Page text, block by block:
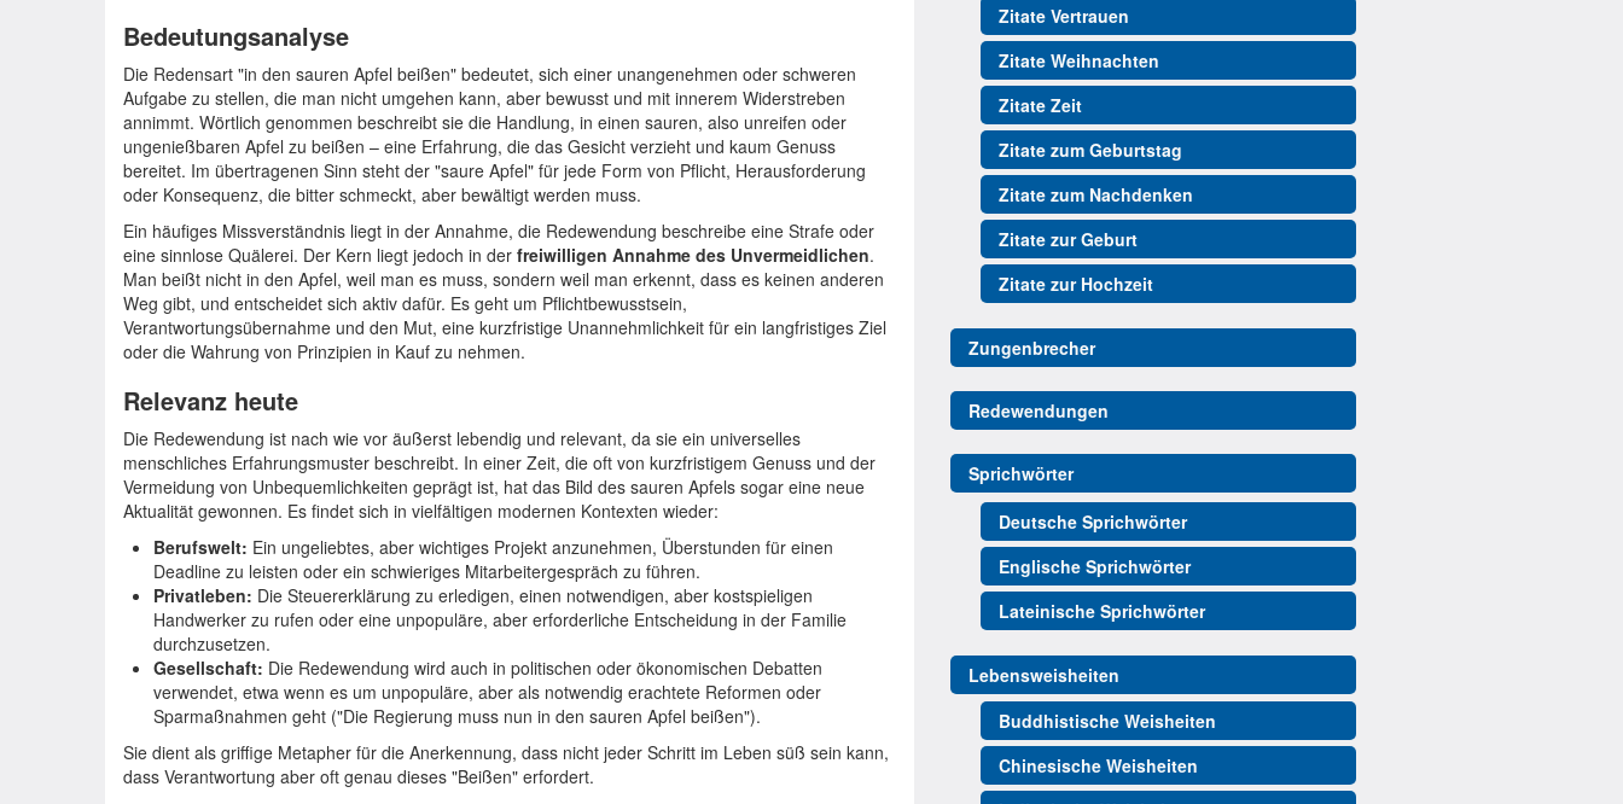
Bedeutungsanalyse
Die Redensart "in den sauren Apfel beißen" bedeutet, sich einer unangenehmen oder schweren
Aufgabe zu stellen, die man nicht umgehen kann, aber bewusst und mit innerem Widerstreben
annimmt. Wörtlich genommen beschreibt sie die Handlung, in einen sauren, also unreifen oder
ungenießbaren Apfel zu beißen – eine Erfahrung, die das Gesicht verzieht und kaum Genuss
bereitet. Im übertragenen Sinn steht der "saure Apfel" für jede Form von Pflicht, Herausforderung
oder Konsequenz, die bitter schmeckt, aber bewältigt werden muss.
Ein häufiges Missverständnis liegt in der Annahme, die Redewendung beschreibe eine Strafe oder
eine sinnlose Quälerei. Der Kern liegt jedoch in der freiwilligen Annahme des Unvermeidlichen.
Man beißt nicht in den Apfel, weil man es muss, sondern weil man erkennt, dass es keinen anderen
Weg gibt, und entscheidet sich aktiv dafür. Es geht um Pflichtbewusstsein,
Verantwortungsübernahme und den Mut, eine kurzfristige Unannehmlichkeit für ein langfristiges Ziel
oder die Wahrung von Prinzipien in Kauf zu nehmen.
Relevanz heute
Die Redewendung ist nach wie vor äußerst lebendig und relevant, da sie ein universelles
menschliches Erfahrungsmuster beschreibt. In einer Zeit, die oft von kurzfristigem Genuss und der
Vermeidung von Unbequemlichkeiten geprägt ist, hat das Bild des sauren Apfels sogar eine neue
Aktualität gewonnen. Es findet sich in vielfältigen modernen Kontexten wieder:
Berufswelt: Ein ungeliebtes, aber wichtiges Projekt anzunehmen, Überstunden für einen
Deadline zu leisten oder ein schwieriges Mitarbeitergespräch zu führen.
Privatleben: Die Steuererklärung zu erledigen, einen notwendigen, aber kostspieligen
Handwerker zu rufen oder eine unpopuläre, aber erforderliche Entscheidung in der Familie
durchzusetzen.
Gesellschaft: Die Redewendung wird auch in politischen oder ökonomischen Debatten
verwendet, etwa wenn es um unpopuläre, aber als notwendig erachtete Reformen oder
Sparmaßnahmen geht ("Die Regierung muss nun in den sauren Apfel beißen").
Sie dient als griffige Metapher für die Anerkennung, dass nicht jeder Schritt im Leben süß sein kann,
dass Verantwortung aber oft genau dieses "Beißen" erfordert.
Zitate Vertrauen
Zitate Weihnachten
Zitate Zeit
Zitate zum Geburtstag
Zitate zum Nachdenken
Zitate zur Geburt
Zitate zur Hochzeit
Zungenbrecher
Redewendungen
Sprichwörter
Deutsche Sprichwörter
Englische Sprichwörter
Lateinische Sprichwörter
Lebensweisheiten
Buddhistische Weisheiten
Chinesische Weisheiten